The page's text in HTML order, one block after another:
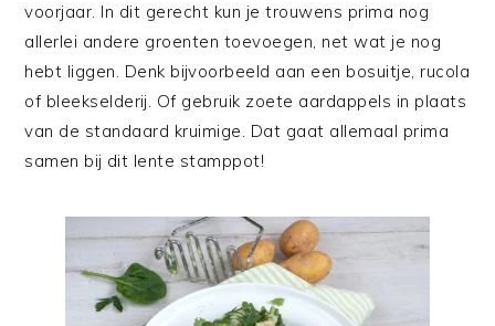
voorjaar. In dit gerecht kun je trouwens prima nog
allerlei andere groenten toevoegen, net wat je nog
hebt liggen. Denk bijvoorbeeld aan een bosuitje, rucola
of bleekselderij. Of gebruik zoete aardappels in plaats
van de standaard kruimige. Dat gaat allemaal prima
samen bij dit lente stamppot!